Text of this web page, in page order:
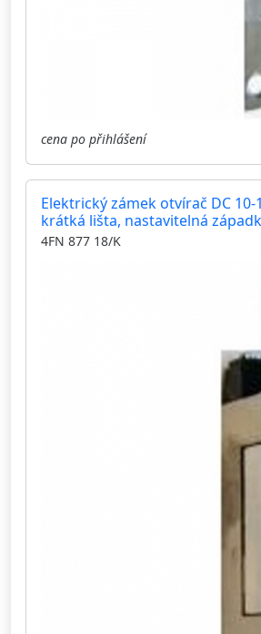
cena po přihlášení
Elektrický zámek otvírač DC 10-
krátká lišta, nastavitelná
4FN 877 18/K